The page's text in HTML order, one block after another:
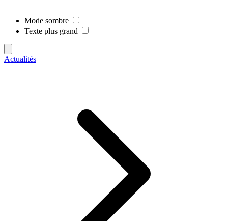
Mode sombre
Texte plus grand
Actualités